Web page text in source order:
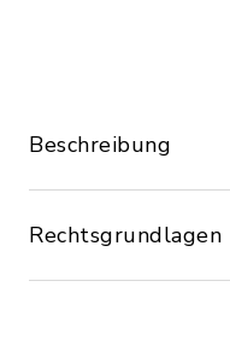
Beschreibung
Rechtsgrundlagen